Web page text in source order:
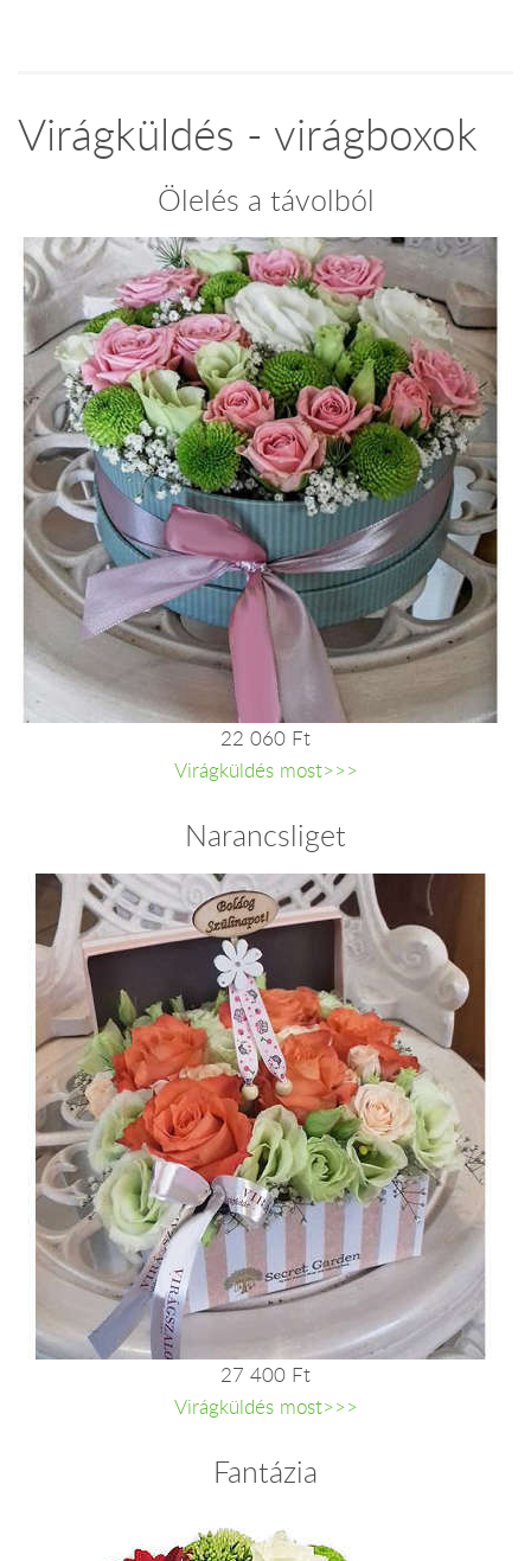
Virágküldés - virágboxok
Ölelés a távolból
22 060 Ft
Virágküldés most>>>
Narancsliget
27 400 Ft
Virágküldés most>>>
Fantázia